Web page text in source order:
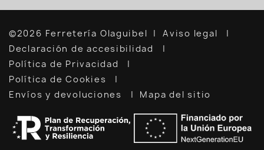
©2026 Ferretería Olaguibel
Aviso legal
Declaración de accesibilidad
Política de Privacidad
Política de Cookies
Envíos y devoluciones
Mapa del sitio